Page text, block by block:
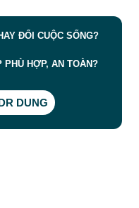
ĐỔI CUỘC SỐNG?
PHÙ HỢP, AN TOÀN?
DUNG